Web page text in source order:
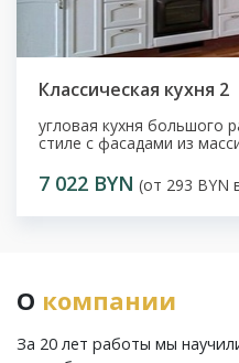
Классическая кухня 2
угловая кухня большого
стиле с фасадами из
7 022 BYN (от 293 BYN
О компании
За 20 лет работы мы